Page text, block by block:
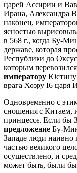
царей Ассирии и
Ирана, Александра
наконец,
ясностью
в 568 г., когда Бу-
державе, которая
Республики до
которым
императору Юстину
врага Хозру I6 царя
Одновременно с
сношения с Китаем,
принцессе. Если бы
предложение Бу-
Западе люди наивно
частью великого
осуществлено, и
может быть, были бы